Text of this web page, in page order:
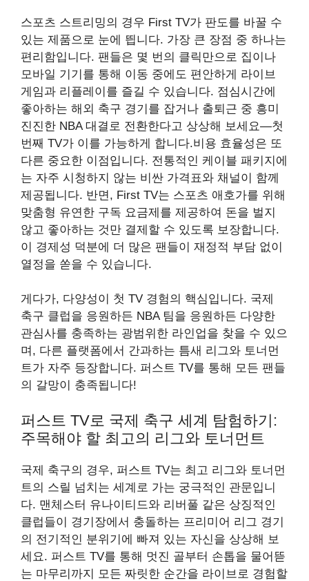
스포츠 스트리밍의 경우 First TV가 판도를 바꿀 수
있는 제품으로 눈에 띕니다. 가장 큰 장점 중 하나는
편리함입니다. 팬들은 몇 번의 클릭만으로 집이나
모바일 기기를 통해 이동 중에도 편안하게 라이브
게임과 리플레이를 즐길 수 있습니다. 점심시간에
좋아하는 해외 축구 경기를 잡거나 출퇴근 중 흥미
진진한 NBA 대결로 전환한다고 상상해 보세요—첫
번째 TV가 이를 가능하게 합니다.비용 효율성은 또
다른 중요한 이점입니다. 전통적인 케이블 패키지에
는 자주 시청하지 않는 비싼 가격표와 채널이 함께
제공됩니다. 반면, First TV는 스포츠 애호가를 위해
맞춤형 유연한 구독 요금제를 제공하여 돈을 벌지
않고 좋아하는 것만 결제할 수 있도록 보장합니다.
이 경제성 덕분에 더 많은 팬들이 재정적 부담 없이
열정을 쏟을 수 있습니다.
게다가, 다양성이 첫 TV 경험의 핵심입니다. 국제
축구 클럽을 응원하든 NBA 팀을 응원하든 다양한
관심사를 충족하는 광범위한 라인업을 찾을 수 있으
며, 다른 플랫폼에서 간과하는 틈새 리그와 토너먼
트가 자주 등장합니다. 퍼스트 TV를 통해 모든 팬들
의 갈망이 충족됩니다!
퍼스트 TV로 국제 축구 세계 탐험하기:
주목해야 할 최고의 리그와 토너먼트
국제 축구의 경우, 퍼스트 TV는 최고 리그와 토너먼
트의 스릴 넘치는 세계로 가는 궁극적인 관문입니
다. 맨체스터 유나이티드와 리버풀 같은 상징적인
클럽들이 경기장에서 충돌하는 프리미어 리그 경기
의 전기적인 분위기에 빠져 있는 자신을 상상해 보
세요. 퍼스트 TV를 통해 멋진 골부터 손톱을 물어뜯
는 마무리까지 모든 짜릿한 순간을 라이브로 경험할